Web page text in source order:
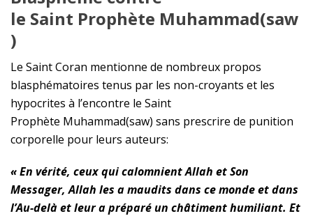
le Saint Prophète Muhammad(saw
)
Le Saint Coran mentionne de nombreux propos
blasphématoires tenus par les non-croyants et les
hypocrites à l’encontre le Saint
Prophète Muhammad(saw) sans prescrire de punition
corporelle pour leurs auteurs:
« En vérité, ceux qui calomnient Allah et Son
Messager, Allah les a maudits dans ce monde et dans
l’Au-delà et leur a préparé un châtiment humiliant. Et